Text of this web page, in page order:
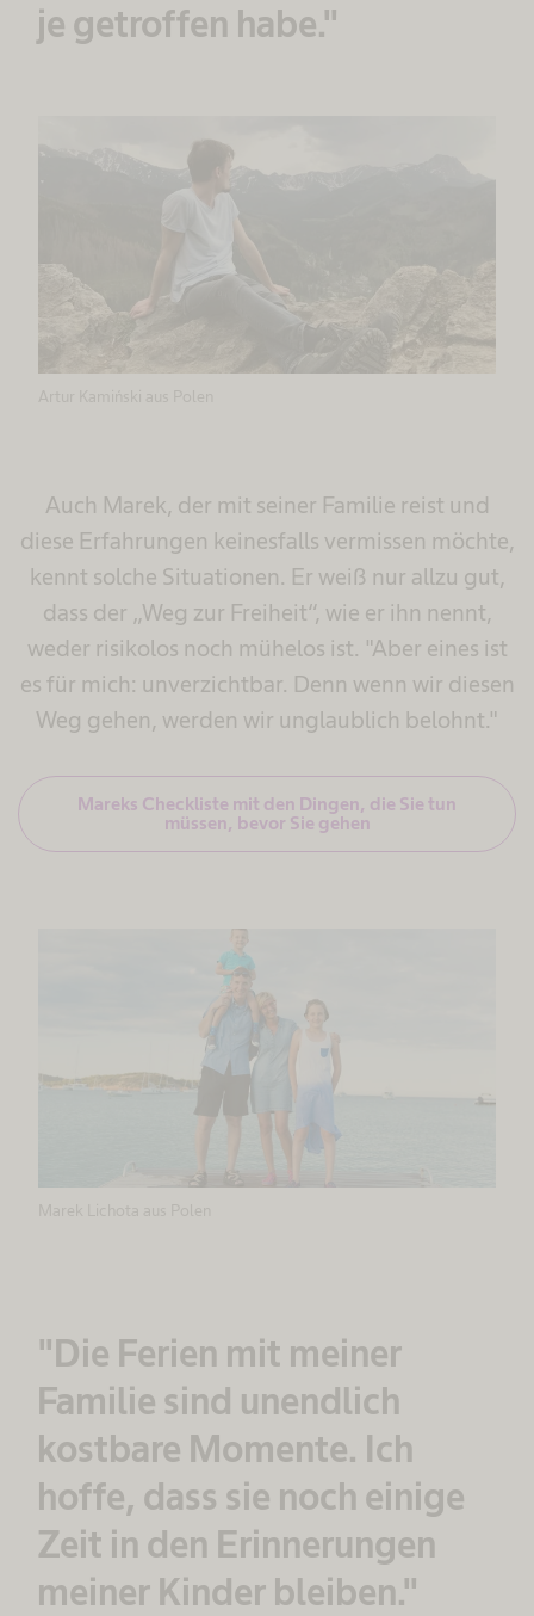
je getroffen habe."
Auch Marek, der mit seiner Familie reist und
diese Erfahrungen keinesfalls vermissen möchte,
kennt solche Situationen. Er weiß nur allzu gut,
dass der „Weg zur Freiheit“, wie er ihn nennt,
weder risikolos noch mühelos ist. "Aber eines ist
es für mich: unverzichtbar. Denn wenn wir diesen
Weg gehen, werden wir unglaublich belohnt."
Mareks Checkliste mit den Dingen, die Sie tun
müssen, bevor Sie gehen
"Die Ferien mit meiner
Familie sind unendlich
kostbare Momente. Ich
hoffe, dass sie noch einige
Zeit in den Erinnerungen
meiner Kinder bleiben."